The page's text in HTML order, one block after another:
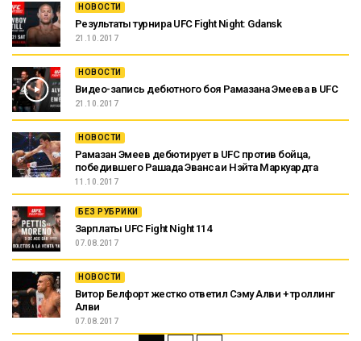
НОВОСТИ
Результаты турнира UFC Fight Night: Gdansk
21.10.2017
НОВОСТИ
Видео-запись дебютного боя Рамазана Эмеева в UFC
21.10.2017
НОВОСТИ
Рамазан Эмеев дебютирует в UFC против бойца,
победившего Рашада Эванса и Нэйта Маркуардта
11.10.2017
БЕЗ РУБРИКИ
Зарплаты UFC Fight Night 114
07.08.2017
НОВОСТИ
Витор Белфорт жестко ответил Сэму Алви + троллинг
Алви
07.08.2017